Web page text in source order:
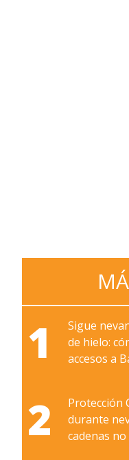
1
Sigue
de hielo:
accesos a
2
Protección
durante
cadenas no